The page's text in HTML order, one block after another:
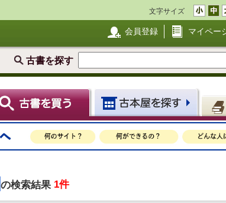
文字サイズ
会員登録 マイペー
古書を探す
の検索結果 1件